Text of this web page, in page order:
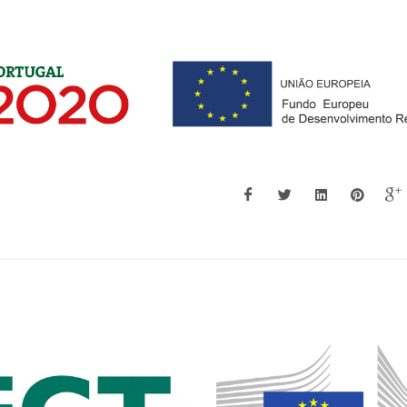
Investigador Principal Covidado
Filipe Miguel H
Figueiredo
Investigador